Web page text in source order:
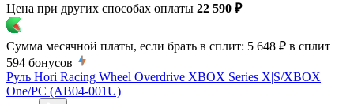
Цена при других способах оплаты 22 590 ₽
Сумма месячной платы, если брать в сплит: 5 648 ₽ в сплит
594 бонусов
Руль Hori Racing Wheel Overdrive XBOX Series X|S/XBOX
One/PC (AB04-001U)